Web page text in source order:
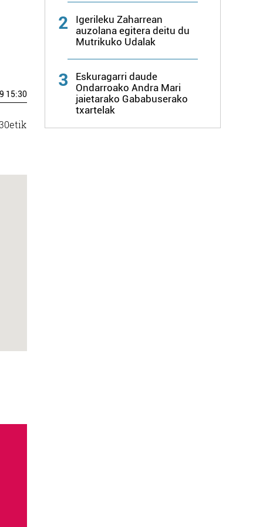
15:30
2
Igerileku Zaharrean
auzolana egitera deitu du
Mutrikuko Udalak
3
Eskuragarri daude
Ondarroako Andra Mari
jaietarako Gababuserako
txartelak